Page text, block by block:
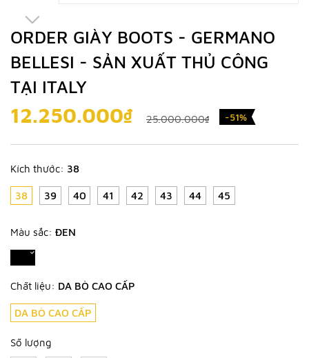
ORDER GIÀY BOOTS - GERMANO
BELLESI - SẢN XUẤT THỦ CÔNG
TẠI ITALY
12.250.000₫ 25.000.000₫ -51%
Kích thước: 38
38 39 40 41 42 43 44 45
Màu sắc: ĐEN
Chất liệu: DA BÒ CAO CẤP
DA BÒ CAO CẤP
Số lượng